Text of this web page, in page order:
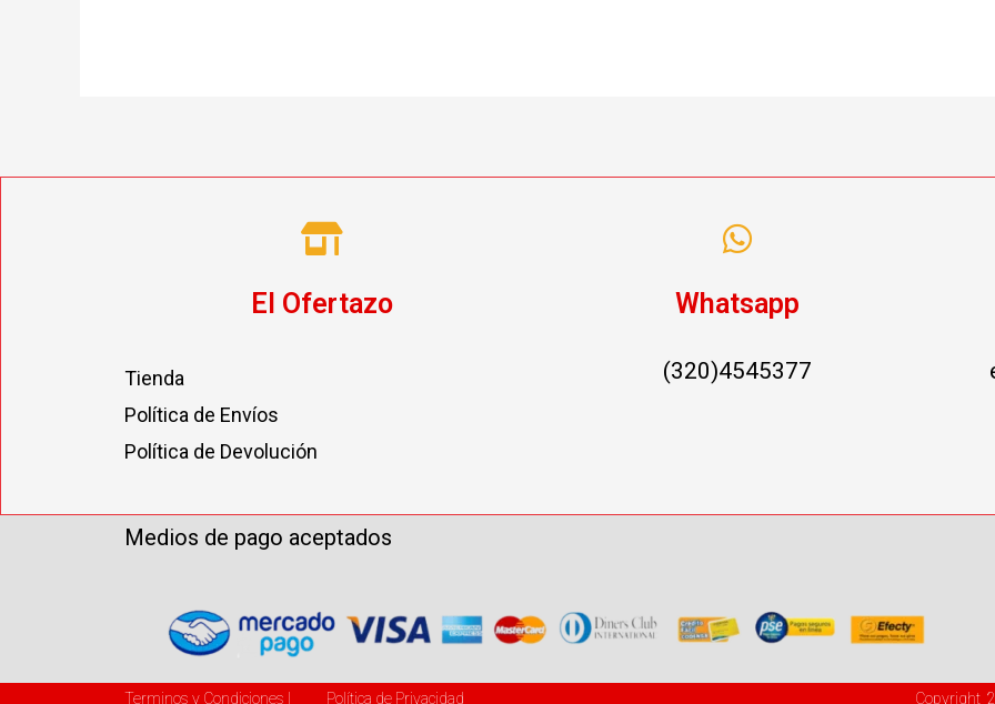
El Ofertazo
Tienda
Política de Envíos
Política de Devolución
Whatsapp
(320)4545377
Medios de pago aceptados
Terminos y Condiciones | Política de Privacidad Copyright